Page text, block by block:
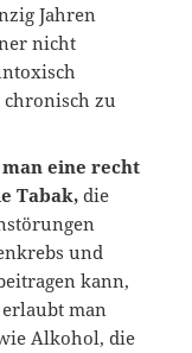
Jahren
nicht
zu
eine recht
Tabak, die
und
kann,
man
Alkohol, die